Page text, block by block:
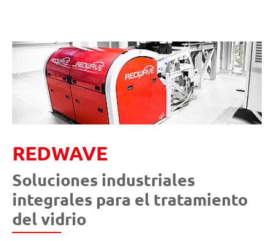
REDWAVE
Soluciones industriales
integrales para el tratamiento
del vidrio